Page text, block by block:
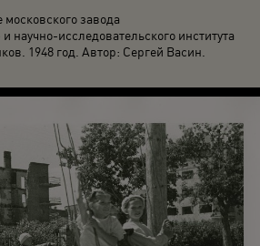
завода
научно-исследовательского института
1948 год. Автор: Сергей Васин.